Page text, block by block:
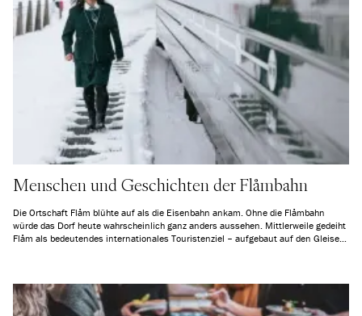
Menschen und Geschichten der Flåmbahn
Die Ortschaft Flåm blühte auf als die Eisenbahn ankam. Ohne die Flåmbahn
würde das Dorf heute wahrscheinlich ganz anders aussehen. Mittlerweile gedeiht
Flåm als bedeutendes internationales Touristenziel – aufgebaut auf den Gleisen,